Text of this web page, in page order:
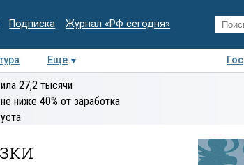
Подписка Журнал «РФ сегодня»
Ещё
Колумнисты
экспертиза
27,2 тысячи
ниже 40% от заработка